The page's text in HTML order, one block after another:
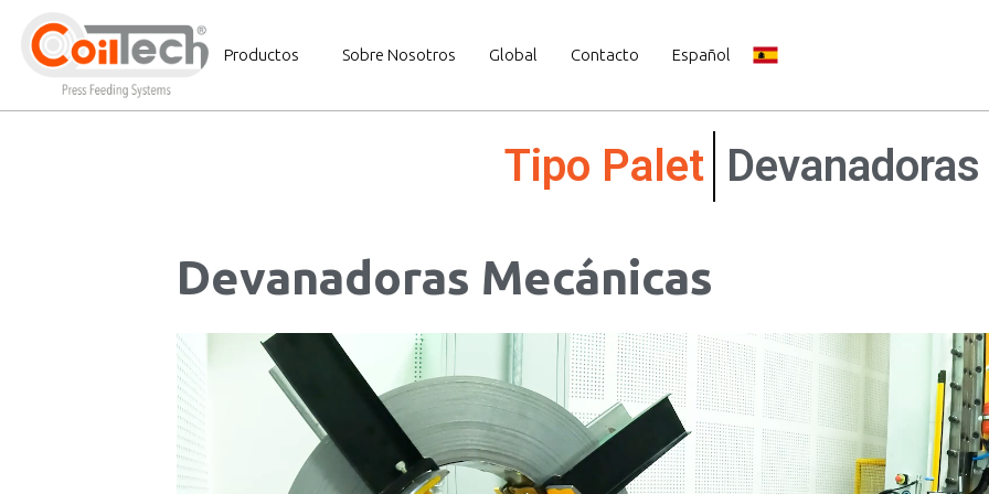
Productos Sobre Nosotros Global Contacto Español
Hidráulicas Devanadoras
Devanadoras Mecánicas